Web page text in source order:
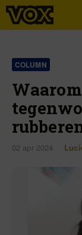
COLUMN
02 apr 2024